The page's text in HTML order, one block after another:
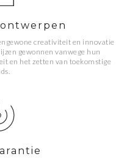
creativiteit en innovatie
gewonnen vanwege hun
en het zetten van toekomstige